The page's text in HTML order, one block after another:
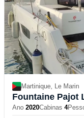
Martinique, Le Marin
Fountaine Pajot
Ano 2020Cabinas 4